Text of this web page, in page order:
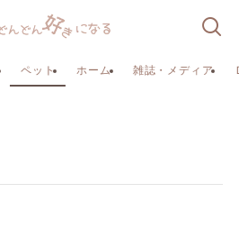
ペット ホーム 雑誌・メディア